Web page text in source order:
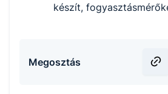
készít,
Megosztás